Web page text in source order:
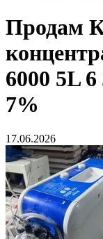
Продам
6000 5L
7%
17.06.2026